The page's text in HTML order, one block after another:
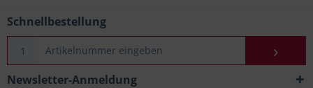
Schnellbestellung
Newsletter-Anmeldung